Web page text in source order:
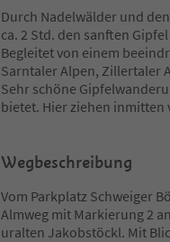
Durch Nadelwälder und
ca. 2 Std. den sanften
Begleitet von einem
Sarntaler Alpen, Zillertaler
Sehr schöne
bietet. Hier ziehen inmitten
Wegbeschreibung
Vom Parkplatz Schweiger
Almweg mit Markierung 2
uralten Jakobstöckl. Mit